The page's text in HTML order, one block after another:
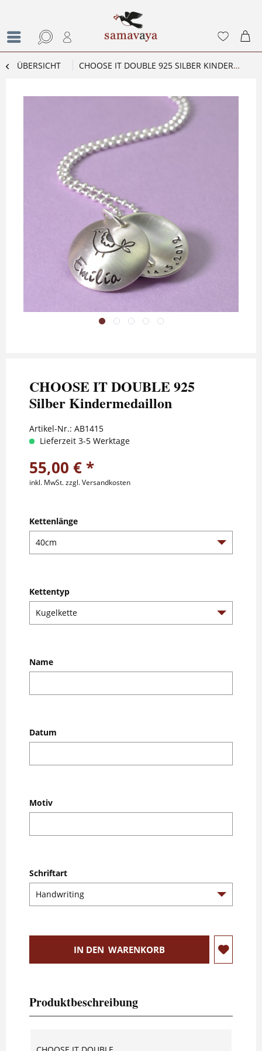
ÜBERSICHT CHOOSE IT DOUBLE 925 SILBER KINDERMEDAILLON
CHOOSE IT DOUBLE 925
Silber Kindermedaillon
Artikel-Nr.: AB1415
Lieferzeit 3-5 Werktage
55,00 € *
inkl. MwSt.zzgl. Versandkosten
Kettenlänge
Kettentyp
Name
Datum
Motiv
Schriftart
IN DEN WARENKORB
Produktbeschreibung